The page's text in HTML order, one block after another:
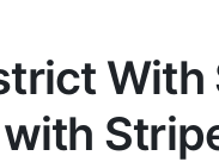
With